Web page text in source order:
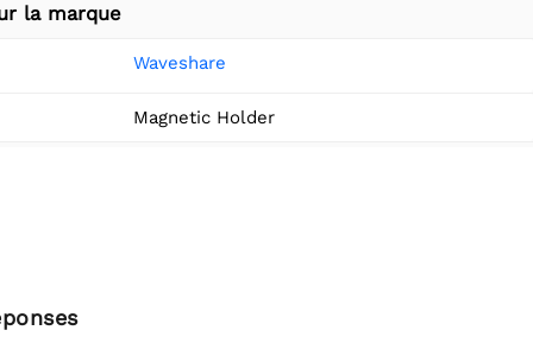
la marque
Waveshare
Magnetic Holder